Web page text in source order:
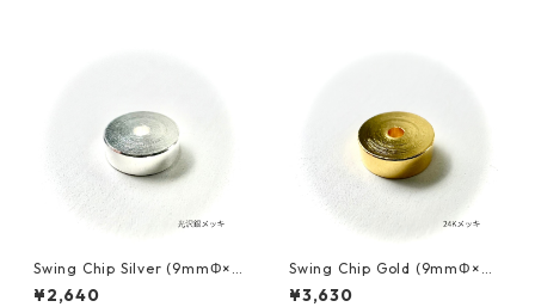
Swing Chip Silver (9mmΦ×3
mm) スイングチップ
¥2,640
Swing Chip Gold (9mmΦ×3
mm) スイングチップ
¥3,630